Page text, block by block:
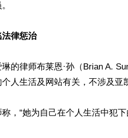
法律惩治
的律师布莱恩·孙（Brian A.
人生活及网站有关，不涉及亚
，“她为自己在个人生活中犯